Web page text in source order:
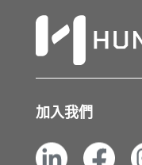
加入我們